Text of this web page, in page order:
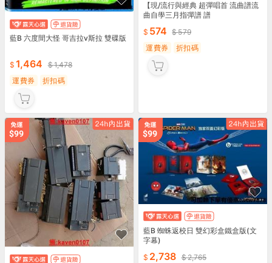
藍B 六度間大怪 哥吉拉v斯拉 雙碟版
1,464
1,478
運費券
折扣碼
【現/流行與經典 超彈唱首 流曲譜流
曲自學三月指彈譜 譜
574
579
運費券
折扣碼
藍B 蜘蛛返校日 雙幻彩盒鐵盒版(文
字幕)
2,738
2,765